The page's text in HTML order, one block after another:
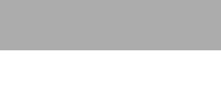
avec portes arrière